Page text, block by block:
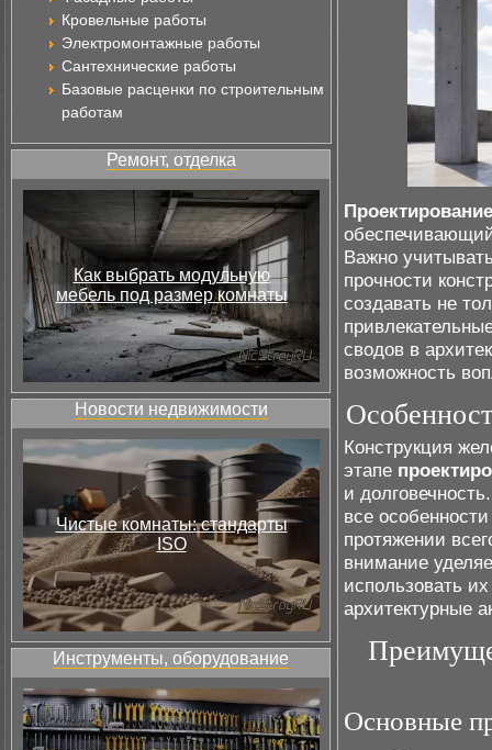
Кровельные работы
Электромонтажные работы
Сантехнические работы
Базовые расценки по строительным
работам
Ремонт, отделка
Как выбрать модульную
мебель под размер комнаты
Новости недвижимости
Чистые комнаты: стандарты
ISO
Инструменты, оборудование
Проектирование
Важно
прочности
создавать не
сводов в
возможность
Конструкция
этапе
и
все
протяжении
внимание
использовать
архитектурные
Основные